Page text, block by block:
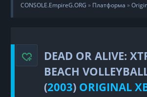
CONSOLE.EmpireG.ORG » Платформа »
DEAD OR ALIVE:
BEACH
(2003) ORIGINAL